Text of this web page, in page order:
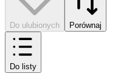
Do ulubionych Porównaj
Do listy